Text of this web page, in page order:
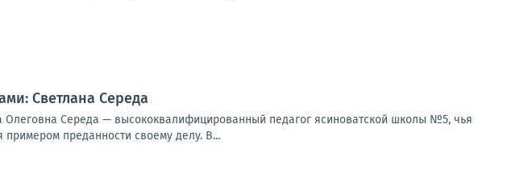
Светлана Середа
Олеговна Середа — высококвалифицированный педагог ясиноватской школы №5, чья
примером преданности своему делу. В...